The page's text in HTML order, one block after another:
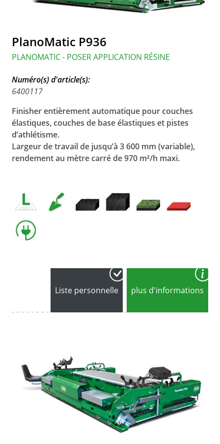
PlanoMatic P936
PLANOMATIC - POSER APPLICATION RÉSINE
Numéro(s) d'article(s):
6400117
Finisherentièrement automatique pour couches
élastiques, couches de base élastiques et pistes
d’athlétisme.
Largeur de travail de jusqu’à 3 600 mm (variable),
rendement au mètre carré de 970 m²/h maxi.
Liste personnelle plus d'informations